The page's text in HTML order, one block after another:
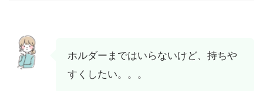
ホルダーまではいらないけど、持ちや
すくしたい。。。